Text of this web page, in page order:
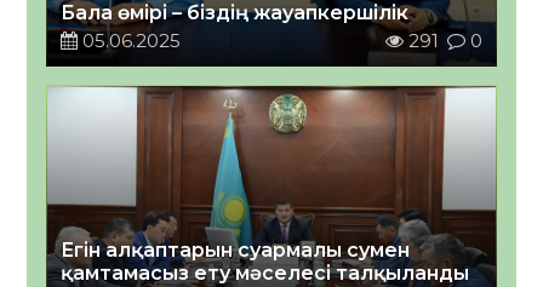
Бала өмірі – біздің жауапкершілік
05.06.2025
291 0
Егін алқаптарын суармалы сумен
қамтамасыз ету мәселесі талқыланды